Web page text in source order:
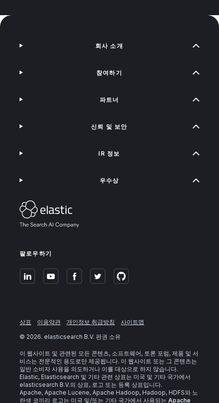
팔로우하기
회사 소개
참여하기
파트너
신뢰 및 보안
IR 정보
우수상
상표 이용약관 개인정보 취급방침
사이트맵
© 2026. elasticsearch B.V. 판권 소유
이 웹사이트 및 관련된 모든 콘텐츠, 소프트웨어, 토론 포럼, 제품 및 서
비스는 전문적인 용도로만 제공됩니다. 이 웹사이트 또는 그 콘텐츠는
일반 소비자 사용을 의도하거나 이를 대상으로 하지 않습니다.
Elastic, Elasticsearch 및 기타 관련 상표는 미국 및 기타 국가에서
elasticsearch B.V.의 상표, 로고 또는 등록 상표입니다.
Apache, Apache Lucene, Apache Hadoop, Hadoop, HDFS와 노
란색 코끼리 로고는 미국 및/또는 기타 국가에서 사용되는 Apache